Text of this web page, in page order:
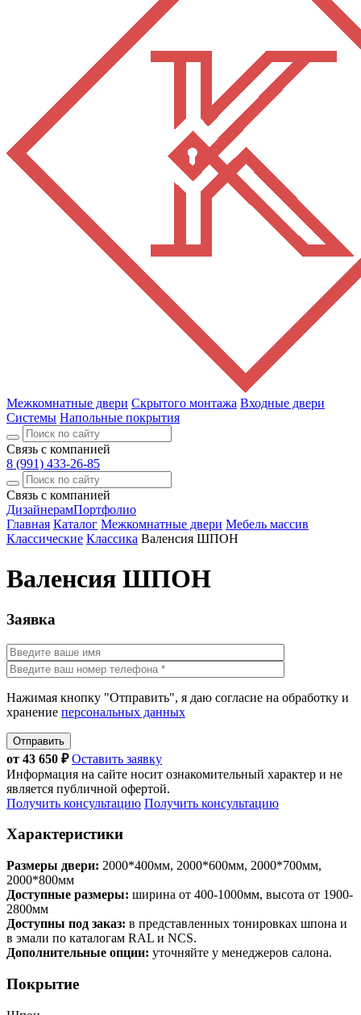
Межкомнатные двери Скрытого монтажа Входные двери
Системы Напольные покрытия
Связь с компанией
8 (991) 433-26-85
Связь с компанией
ДизайнерамПортфолио
Главная Каталог Межкомнатные двери Мебель массив
Классические Классика Валенсия ШПОН
Валенсия ШПОН
Заявка
Нажимая кнопку "Отправить", я даю согласие на обработку и
хранение персональных данных
Отправить
от 43 650 ₽Оставить заявку
Информация на сайте носит ознакомительный характер и не
является публичной офертой.
Получить консультацию Получить консультацию
Характеристики
Размеры двери: 2000*400мм, 2000*600мм, 2000*700мм,
2000*800мм
Доступные размеры: ширина от 400-1000мм, высота от 1900-
2800мм
Доступны под заказ: в представленных тонировках шпона и
в эмали по каталогам RAL и NCS.
Дополнительные опции: уточняйте у менеджеров салона.
Покрытие